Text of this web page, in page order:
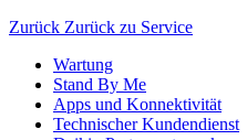
Zurück Zurück zu Service
Wartung
Stand By Me
Apps und Konnektivität
Technischer Kundendienst